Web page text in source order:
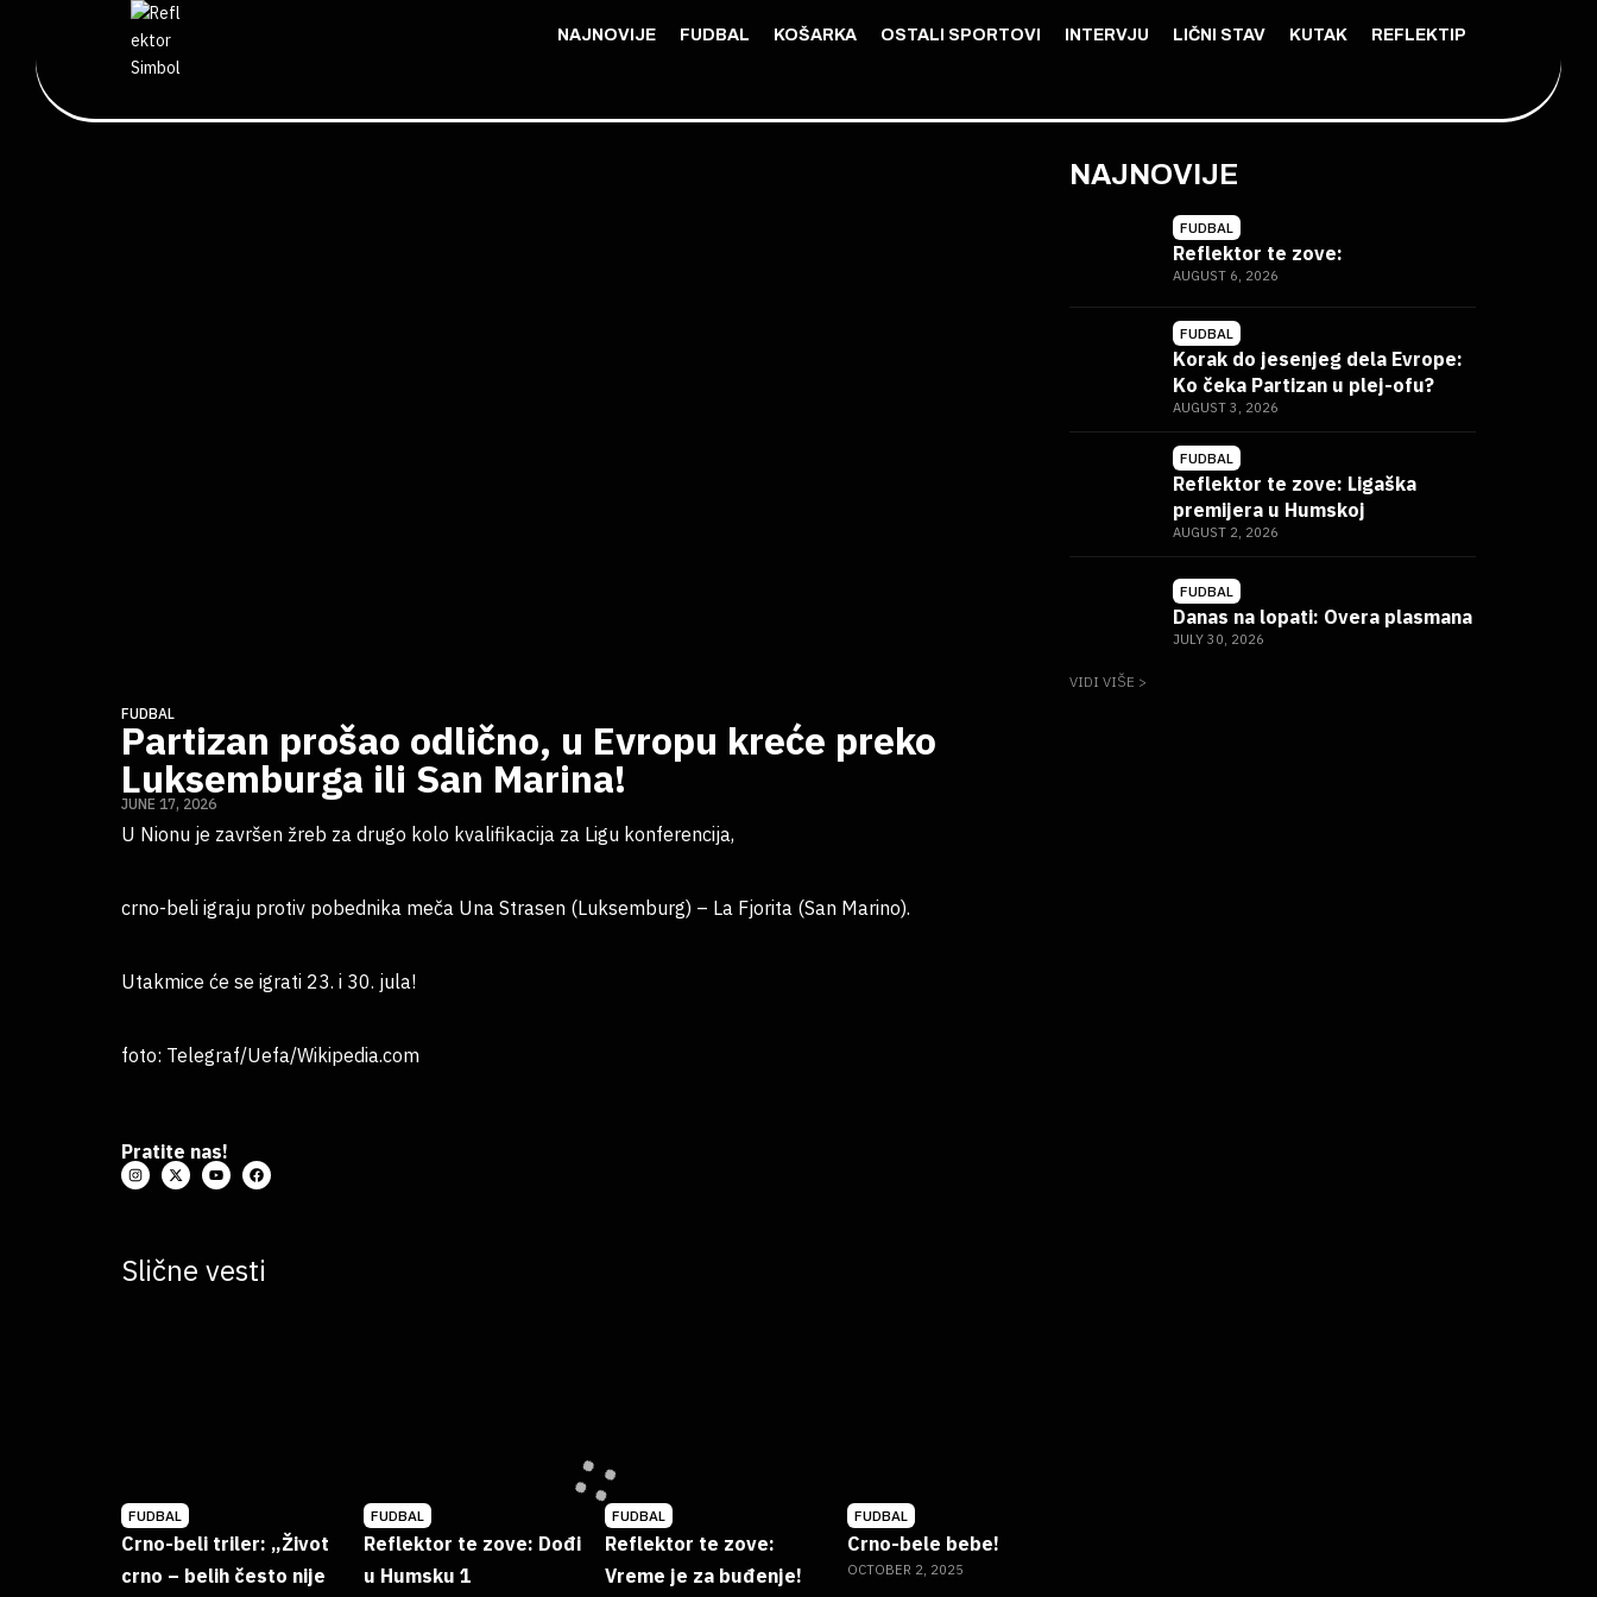
NAJNOVIJE FUDBAL KOŠARKA OSTALI SPORTOVI INTERVJU LIČNI STAV KUTAK REFLEKTIP
FUDBAL
Partizan prošao odlično, u Evropu kreće preko
Luksemburga ili San Marina!
JUNE 17, 2026
U Nionu je završen žreb za drugo kolo kvalifikacija za Ligu konferencija,
crno-beli igraju protiv pobednika meča Una Strasen (Luksemburg) – La Fjorita (San Marino).
Utakmice će se igrati 23. i 30. jula!
foto: Telegraf/Uefa/Wikipedia.com
Pratite nas!
Slične vesti
FUDBAL
Crno-beli triler: „Život
crno – belih često nije
FUDBAL
Reflektor te zove: Dođi
u Humsku 1
FUDBAL
Reflektor te zove:
Vreme je za buđenje!
FUDBAL
Crno-bele bebe!
OCTOBER 2, 2025
NAJNOVIJE
FUDBAL
Reflektor te zove:
AUGUST 6, 2026
FUDBAL
Korak do jesenjeg dela Evrope:
Ko čeka Partizan u plej-ofu?
AUGUST 3, 2026
FUDBAL
Reflektor te zove: Ligaška
premijera u Humskoj
AUGUST 2, 2026
FUDBAL
Danas na lopati: Overa plasmana
JULY 30, 2026
VIDI VIŠE >